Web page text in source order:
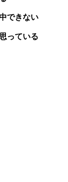
できない
っている